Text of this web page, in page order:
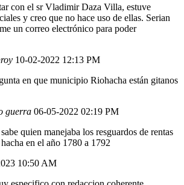
con el sr Vladimir Daza Villa, estuve
y creo que no hace uso de ellas. Serian
un correo electrónico para poder
10-02-2022 12:13 PM
en que municipio Riohacha están gitanos
guerra 06-05-2022 02:19 PM
quien manejaba los resguardos de rentas
en el año 1780 a 1792
10:50 AM